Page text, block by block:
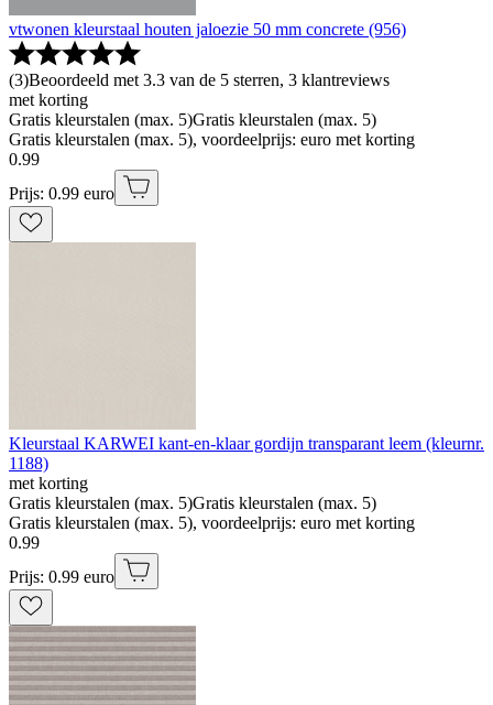
vtwonen kleurstaal houten jaloezie 50 mm concrete (956)
(3)Beoordeeld met 3.3 van de 5 sterren, 3 klantreviews
met korting
Gratis kleurstalen (max. 5)Gratis kleurstalen (max. 5)
Gratis kleurstalen (max. 5), voordeelprijs: euro met korting
0.99
Prijs: 0.99 euro
Kleurstaal KARWEI kant-en-klaar gordijn transparant leem (kleurnr.
1188)
met korting
Gratis kleurstalen (max. 5)Gratis kleurstalen (max. 5)
Gratis kleurstalen (max. 5), voordeelprijs: euro met korting
0.99
Prijs: 0.99 euro